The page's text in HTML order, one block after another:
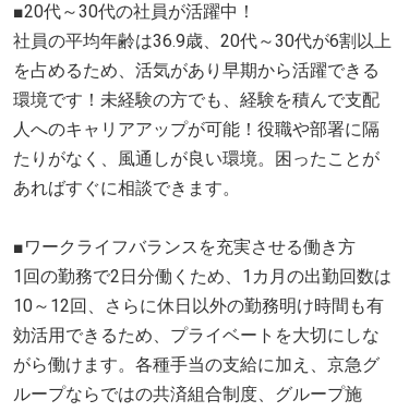
■20代～30代の社員が活躍中！
社員の平均年齢は36.9歳、20代～30代が6割以上
を占めるため、活気があり早期から活躍できる
環境です！未経験の方でも、経験を積んで支配
人へのキャリアアップが可能！役職や部署に隔
たりがなく、風通しが良い環境。困ったことが
あればすぐに相談できます。
■ワークライフバランスを充実させる働き方
1回の勤務で2日分働くため、1カ月の出勤回数は
10～12回、さらに休日以外の勤務明け時間も有
効活用できるため、プライベートを大切にしな
がら働けます。各種手当の支給に加え、京急グ
ループならではの共済組合制度、グループ施